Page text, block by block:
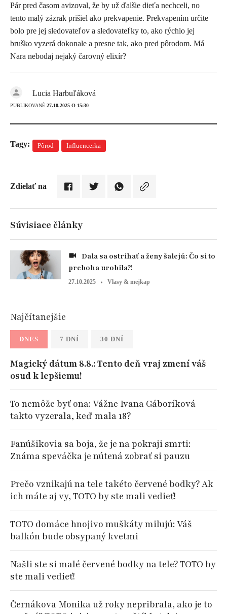
Pár pred časom avizoval, že by už ďalšie dieťa nechceli, no
tento malý zázrak prišiel ako prekvapenie. Prekvapením určite
bolo pre jej sledovateľov a sledovateľky to, ako rýchlo jej
bruško vyzerá dokonale a presne tak, ako pred pôrodom. Má
Nara nebodaj nejaký čarovný elixír?
Lucia Harbuľáková
PUBLIKOVANÉ 27.10.2025 O 15:30
Tagy: Pôrod Influencerka
Zdielať na
Súvisiace články
preboha urobila?!
27.10.2025 Vlasy & mejkap
Najčítanejšie
DNES 7 DNÍ 30 DNÍ
Magický dátum 8.8.: Tento deň vraj zmení váš
osud k lepšiemu!
To nemôže byť ona: Vážne Ivana Gáboríková
takto vyzerala, keď mala 18?
Fanúšikovia sa boja, že je na pokraji smrti:
Známa speváčka je nútená zobrať si pauzu
Prečo vznikajú na tele takéto červené bodky? Ak
ich máte aj vy, TOTO by ste mali vedieť!
TOTO domáce hnojivo muškáty milujú: Váš
balkón bude obsypaný kvetmi
Našli ste si malé červené bodky na tele? TOTO by
ste mali vedieť!
Černákova Monika už roky nepribrala, ako je to